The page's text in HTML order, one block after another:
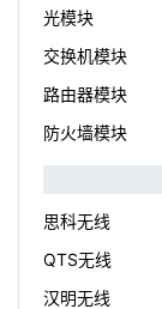
光模块
交换机模块
路由器模块
防火墙模块
思科无线
QTS无线
汉明无线